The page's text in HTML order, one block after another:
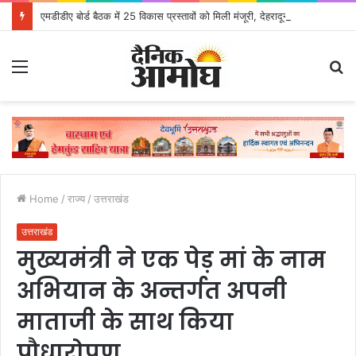
Home / राज्य / उत्तराखंड
उत्तराखंड
मुख्यमंत्री ने एक पेड़ मां के नाम
अभियान के अन्तर्गत अपनी
माताजी के साथ किया